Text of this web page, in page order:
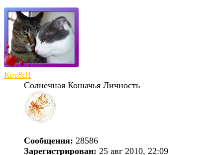
Кот&Я
Солнечная Кошачья Личность
Сообщения: 28586
Зарегистрирован: 25 авг 2010, 22:09